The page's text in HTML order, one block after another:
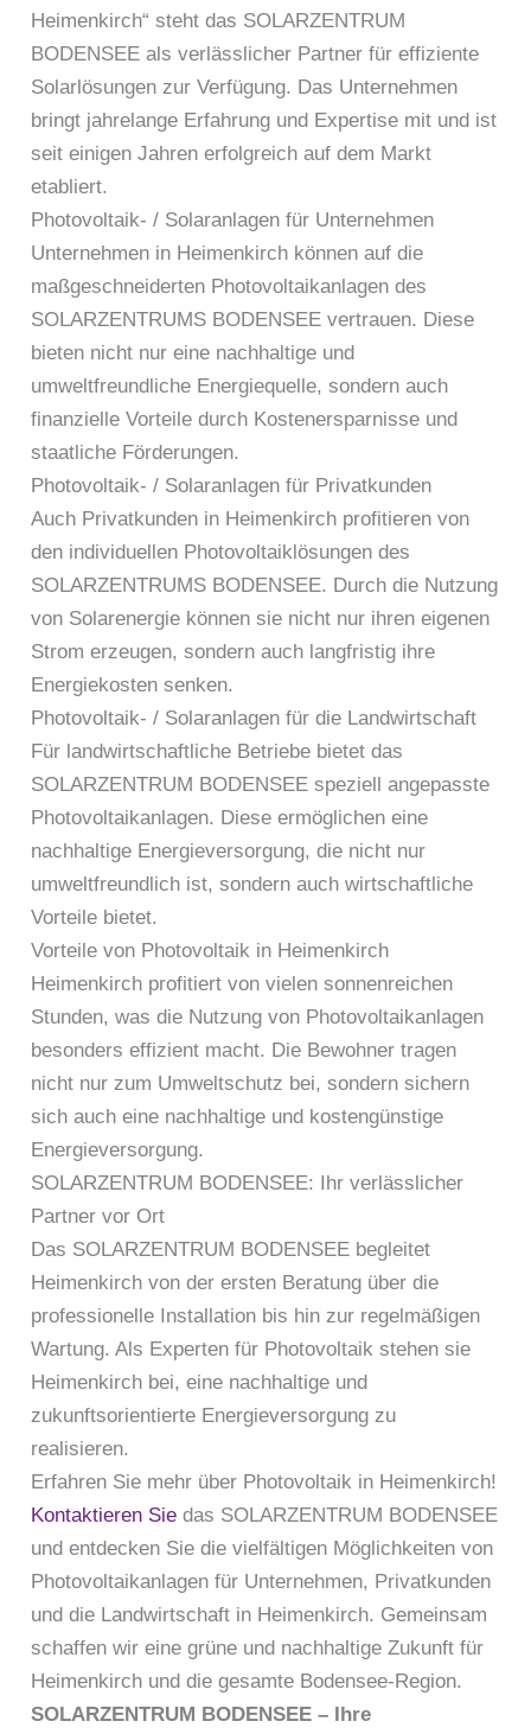
Heimenkirch“ steht das SOLARZENTRUM
BODENSEE als verlässlicher Partner für effiziente
Solarlösungen zur Verfügung. Das Unternehmen
bringt jahrelange Erfahrung und Expertise mit und ist
seit einigen Jahren erfolgreich auf dem Markt
etabliert.
Photovoltaik- / Solaranlagen für Unternehmen
Unternehmen in Heimenkirch können auf die
maßgeschneiderten Photovoltaikanlagen des
SOLARZENTRUMS BODENSEE vertrauen. Diese
bieten nicht nur eine nachhaltige und
umweltfreundliche Energiequelle, sondern auch
finanzielle Vorteile durch Kostenersparnisse und
staatliche Förderungen.
Photovoltaik- / Solaranlagen für Privatkunden
Auch Privatkunden in Heimenkirch profitieren von
den individuellen Photovoltaiklösungen des
SOLARZENTRUMS BODENSEE. Durch die Nutzung
von Solarenergie können sie nicht nur ihren eigenen
Strom erzeugen, sondern auch langfristig ihre
Energiekosten senken.
Photovoltaik- / Solaranlagen für die Landwirtschaft
Für landwirtschaftliche Betriebe bietet das
SOLARZENTRUM BODENSEE speziell angepasste
Photovoltaikanlagen. Diese ermöglichen eine
nachhaltige Energieversorgung, die nicht nur
umweltfreundlich ist, sondern auch wirtschaftliche
Vorteile bietet.
Vorteile von Photovoltaik in Heimenkirch
Heimenkirch profitiert von vielen sonnenreichen
Stunden, was die Nutzung von Photovoltaikanlagen
besonders effizient macht. Die Bewohner tragen
nicht nur zum Umweltschutz bei, sondern sichern
sich auch eine nachhaltige und kostengünstige
Energieversorgung.
SOLARZENTRUM BODENSEE: Ihr verlässlicher
Partner vor Ort
Das SOLARZENTRUM BODENSEE begleitet
Heimenkirch von der ersten Beratung über die
professionelle Installation bis hin zur regelmäßigen
Wartung. Als Experten für Photovoltaik stehen sie
Heimenkirch bei, eine nachhaltige und
zukunftsorientierte Energieversorgung zu
realisieren.
Erfahren Sie mehr über Photovoltaik in Heimenkirch!
Kontaktieren Sie das SOLARZENTRUM BODENSEE
und entdecken Sie die vielfältigen Möglichkeiten von
Photovoltaikanlagen für Unternehmen, Privatkunden
und die Landwirtschaft in Heimenkirch. Gemeinsam
schaffen wir eine grüne und nachhaltige Zukunft für
Heimenkirch und die gesamte Bodensee-Region.
SOLARZENTRUM BODENSEE – Ihre